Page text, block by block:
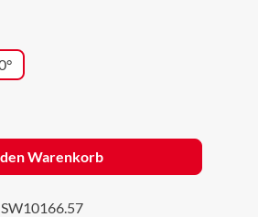
Gib den gewünschten
Warenkorb
SW10166.57